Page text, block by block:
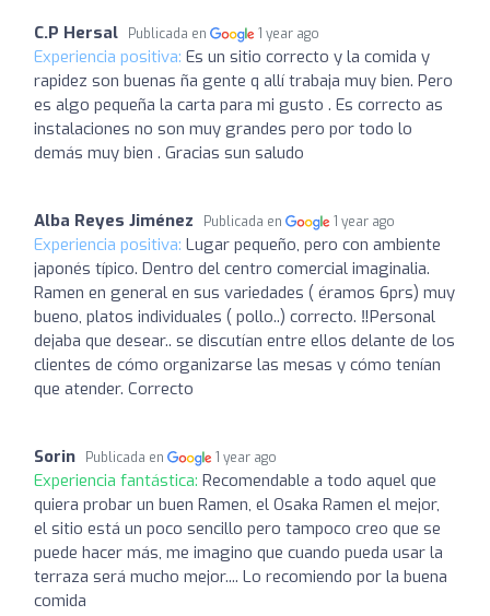
C.P Hersal Publicada en 1 year ago
Experiencia positiva: Es un sitio correcto y la comida y
rapidez son buenas ña gente q allí trabaja muy bien. Pero
es algo pequeña la carta para mi gusto . Es correcto as
instalaciones no son muy grandes pero por todo lo
demás muy bien . Gracias sun saludo
Alba Reyes Jiménez Publicada en 1 year ago
Experiencia positiva: Lugar pequeño, pero con ambiente
japonés típico. Dentro del centro comercial imaginalia.
Ramen en general en sus variedades ( éramos 6prs) muy
bueno, platos individuales ( pollo..) correcto. ‍‼️Personal
dejaba que desear.. se discutían entre ellos delante de los
clientes de cómo organizarse las mesas y cómo tenían
que atender. Correcto
Sorin Publicada en 1 year ago
Experiencia fantástica: Recomendable a todo aquel que
quiera probar un buen Ramen, el Osaka Ramen el mejor,
el sitio está un poco sencillo pero tampoco creo que se
puede hacer más, me imagino que cuando pueda usar la
terraza será mucho mejor.... Lo recomiendo por la buena
comida